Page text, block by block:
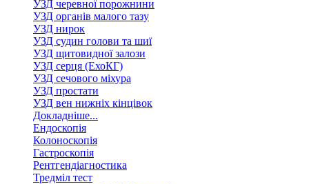
УЗД черевної порожнини
УЗД органів малого тазу
УЗД нирок
УЗД судин голови та шиї
УЗД щитовидної залози
УЗД серця (ЕхоКГ)
УЗД сечового міхура
УЗД простати
УЗД вен нижніх кінцівок
Докладніше...
Ендоскопія
Колоноскопія
Гастроскопія
Рентгендіагностика
Тредміл тест